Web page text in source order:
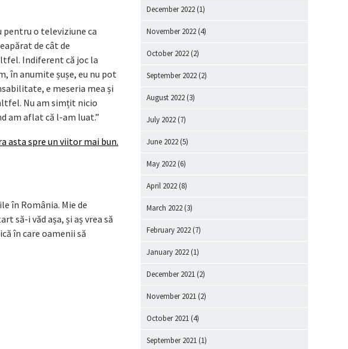
pentru o televiziune ca
de cât de
Indiferent că joc la
în anumite șușe, eu nu pot
e meseria mea și
Nu am simțit nicio
am aflat că l-am luat.”
asta spre un viitor mai bun.
în România. Mie de
să-i văd așa, și aș vrea să
în care oamenii să
December 2022 (1)
November 2022 (4)
October 2022 (2)
September 2022 (2)
August 2022 (3)
July 2022 (7)
June 2022 (5)
May 2022 (6)
April 2022 (8)
March 2022 (3)
February 2022 (7)
January 2022 (1)
December 2021 (2)
November 2021 (2)
October 2021 (4)
September 2021 (1)